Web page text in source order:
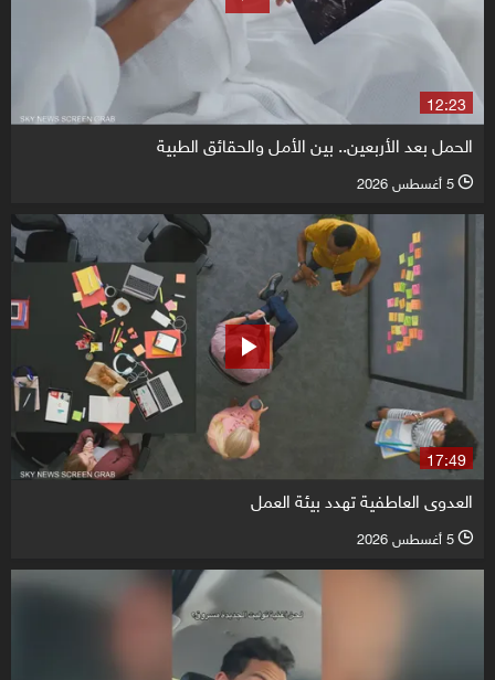
12:23
الحمل بعد الأربعين.. بين الأمل والحقائق الطبية
l 5 أغسطس 2026
17:49
العدوى العاطفية تهدد بيئة العمل
l 5 أغسطس 2026